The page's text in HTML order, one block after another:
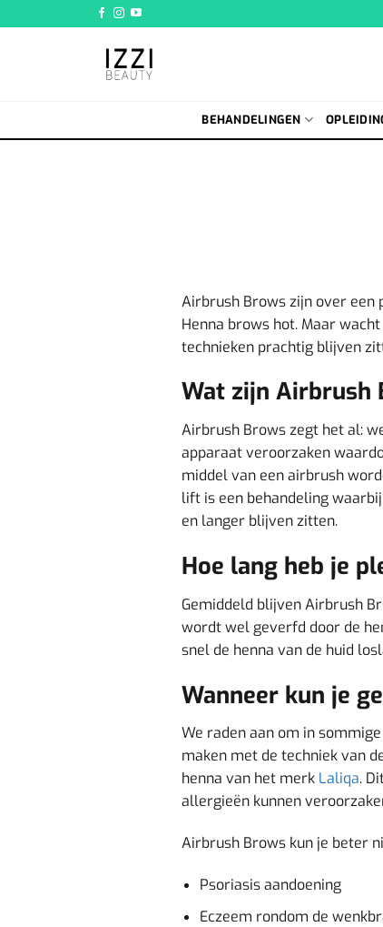
naar
BEHANDELINGEN
Airbrush Brows zijn over een
Henna brows hot. Maar
technieken prachtig blijven
Wat zijn Airbrush
Airbrush Brows zegt het al:
apparaat veroorzaken
middel van een airbrush
lift is een behandeling
en langer blijven zitten.
Hoe lang heb je
Gemiddeld blijven Airbrush
wordt wel geverfd door de
snel de henna van de huid
Wanneer kun je
We raden aan om in
maken met de techniek van
henna van het merk Laliqa.
allergieën kunnen
Airbrush Brows kun je beter
Psoriasis aandoening
Eczeem rondom de